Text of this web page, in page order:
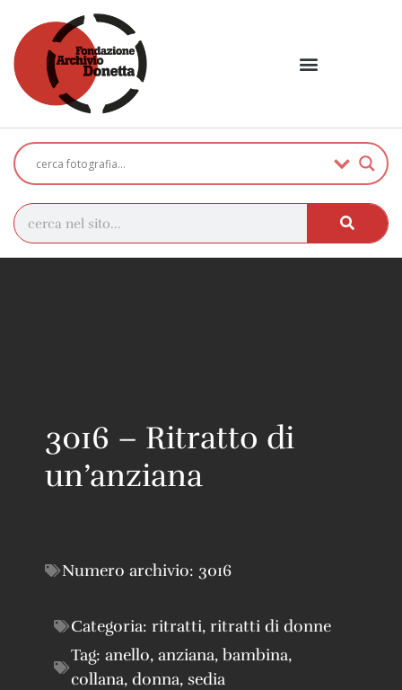
3016 – Ritratto di
un’anziana
Numero archivio: 3016
Categoria: ritratti, ritratti di donne
Tag: anello, anziana, bambina,
collana, donna, sedia